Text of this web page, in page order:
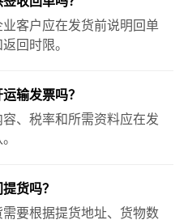
客户应在发货前说明回单
回时限。
输发票吗？
、税率和所需资料应在发
货吗？
要根据提货地址、货物数